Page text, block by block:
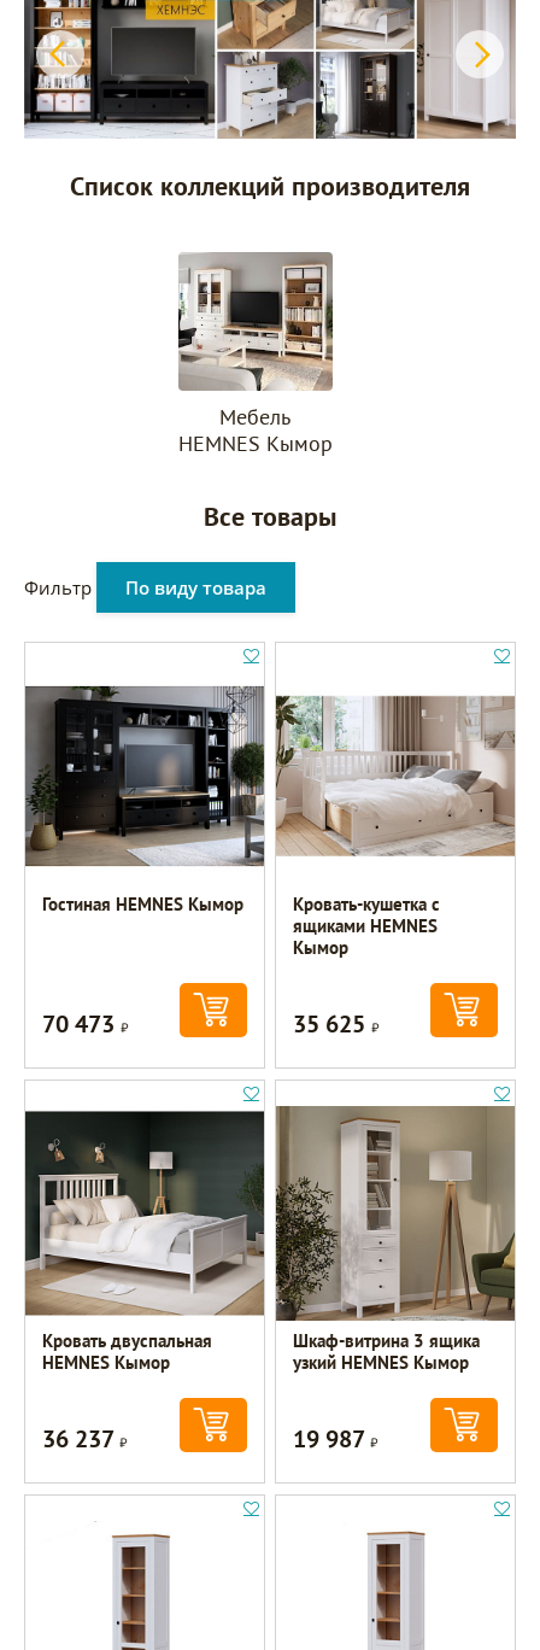
Список коллекций производителя
Мебель
HEMNES Кымор
Все товары
Фильтр По виду товара
Гостиная HEMNES Кымор
70 473Р
Кровать-кушетка с
ящиками HEMNES
Кымор
35 625Р
Кровать двуспальная
HEMNES Кымор
36 237Р
Шкаф-витрина 3 ящика
узкий HEMNES Кымор
19 987Р